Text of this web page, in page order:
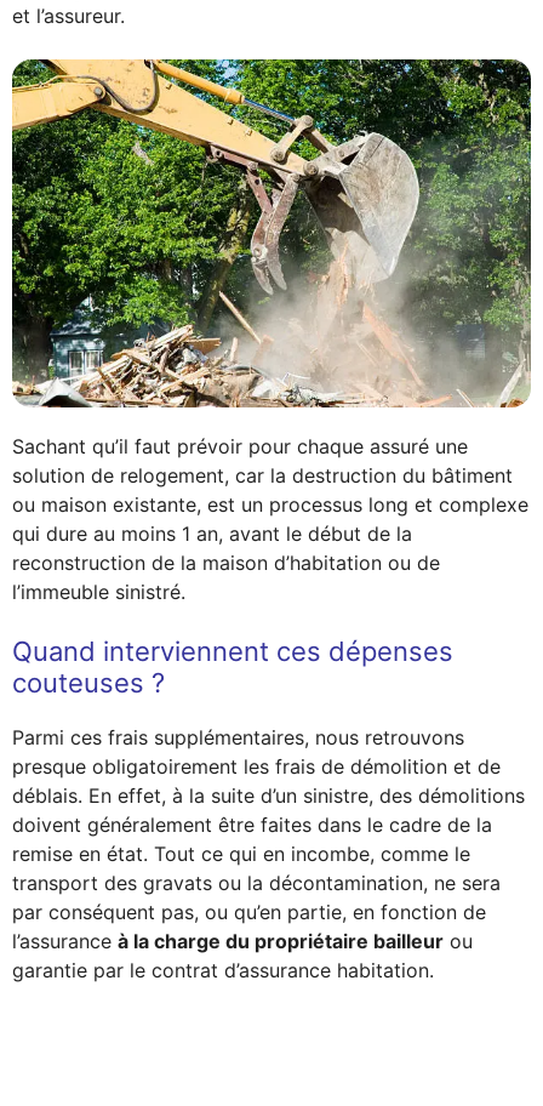
et l’assureur.
Sachant qu’il faut prévoir pour chaque assuré une
solution de relogement, car la destruction du bâtiment
ou maison existante, est un processus long et complexe
qui dure au moins 1 an, avant le début de la
reconstruction de la maison d’habitation ou de
l’immeuble sinistré.
Quand interviennent ces dépenses
couteuses ?
Parmi ces frais supplémentaires, nous retrouvons
presque obligatoirement les frais de démolition et de
déblais. En effet, à la suite d’un sinistre, des démolitions
doivent généralement être faites dans le cadre de la
remise en état. Tout ce qui en incombe, comme le
transport des gravats ou la décontamination, ne sera
par conséquent pas, ou qu’en partie, en fonction de
l’assurance à la charge du propriétaire bailleur ou
garantie par le contrat d’assurance habitation.